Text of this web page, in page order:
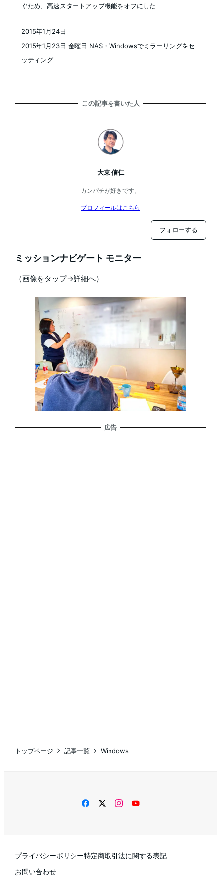
ぐため、高速スタートアップ機能をオフにした
2015年1月23日 金曜日 NAS・Windowsでミラーリングをセ
ッティング
2015年1月24日
この記事を書いた人
大東 信仁
カンパチが好きです。
プロフィールはこちら
フォローする
ミッションナビゲート モニター
（画像をタップ→詳細へ）
広告
トップページ 記事一覧 Windows
facebooktwitterinstagram
YouTube
プライバシーポリシー特定商取引法に関する表記
お問い合わせ